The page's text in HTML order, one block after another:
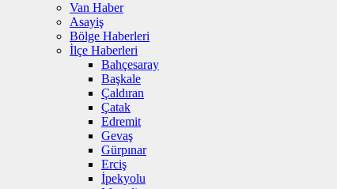
Van Haber
Asayiş
Bölge Haberleri
İlçe Haberleri
Bahçesaray
Başkale
Çaldıran
Çatak
Edremit
Gevaş
Gürpınar
Erciş
İpekyolu